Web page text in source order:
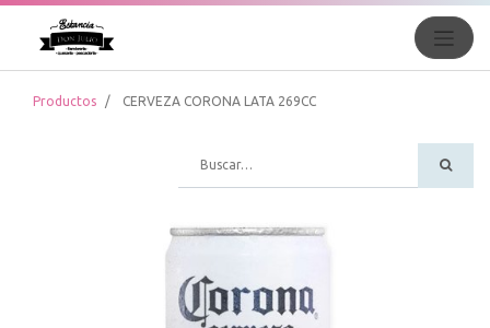
Productos CERVEZA CORONA LATA 269CC